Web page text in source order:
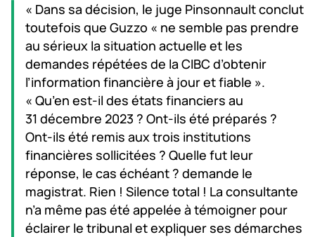
« Dans sa décision, le juge Pinsonnault conclut
toutefois que Guzzo « ne semble pas prendre
au sérieux la situation actuelle et les
demandes répétées de la CIBC d’obtenir
l’information financière à jour et fiable ».
« Qu’en est-il des états financiers au
31 décembre 2023 ? Ont-ils été préparés ?
Ont-ils été remis aux trois institutions
financières sollicitées ? Quelle fut leur
réponse, le cas échéant ? demande le
magistrat. Rien ! Silence total ! La consultante
n’a même pas été appelée à témoigner pour
éclairer le tribunal et expliquer ses démarches